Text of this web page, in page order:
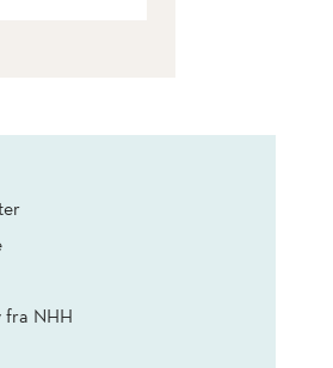
fra NHH